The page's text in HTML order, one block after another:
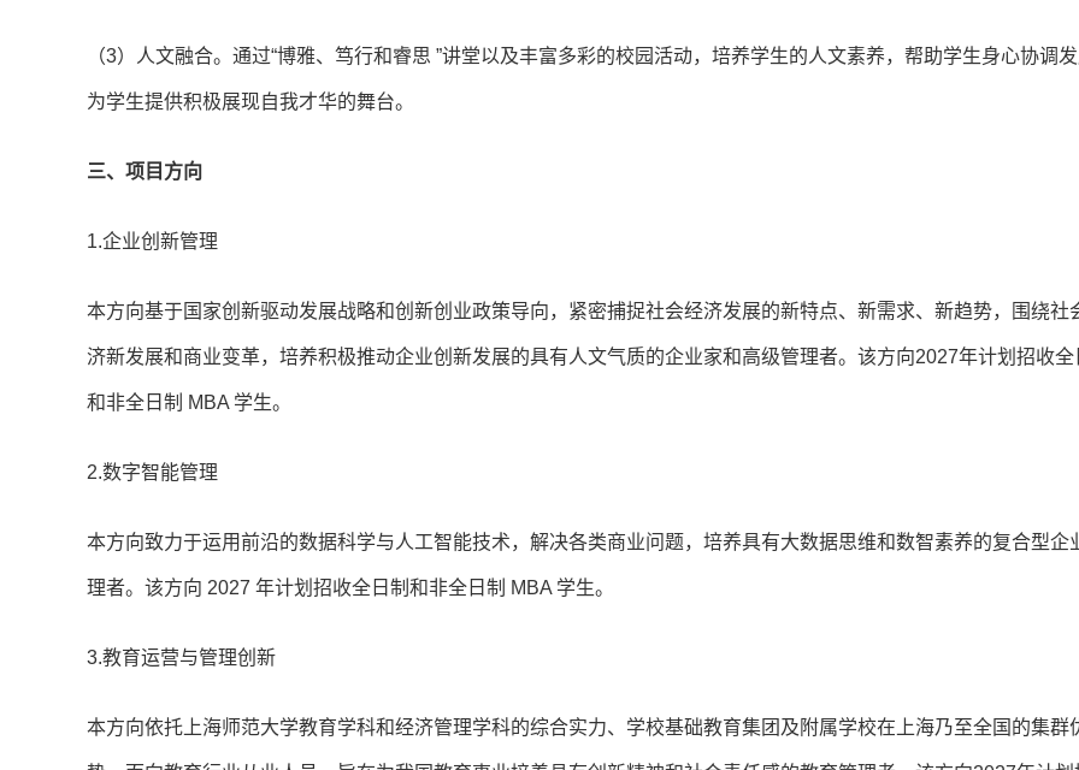
（3）人文融合。通过“博雅、笃行和睿思 ”讲堂以及丰富多彩的校园活动，培养学生的人文素养，帮助学生身心协调发
为学生提供积极展现自我才华的舞台。
三、项目方向
1.企业创新管理
本方向基于国家创新驱动发展战略和创新创业政策导向，紧密捕捉社会经济发展的新特点、新需求、新趋势，围绕社
济新发展和商业变革，培养积极推动企业创新发展的具有人文气质的企业家和高级管理者。该方向2027年计划招收全
和非全日制 MBA 学生。
2.数字智能管理
本方向致力于运用前沿的数据科学与人工智能技术，解决各类商业问题，培养具有大数据思维和数智素养的复合型企
理者。该方向 2027 年计划招收全日制和非全日制 MBA 学生。
3.教育运营与管理创新
本方向依托上海师范大学教育学科和经济管理学科的综合实力、学校基础教育集团及附属学校在上海乃至全国的集群